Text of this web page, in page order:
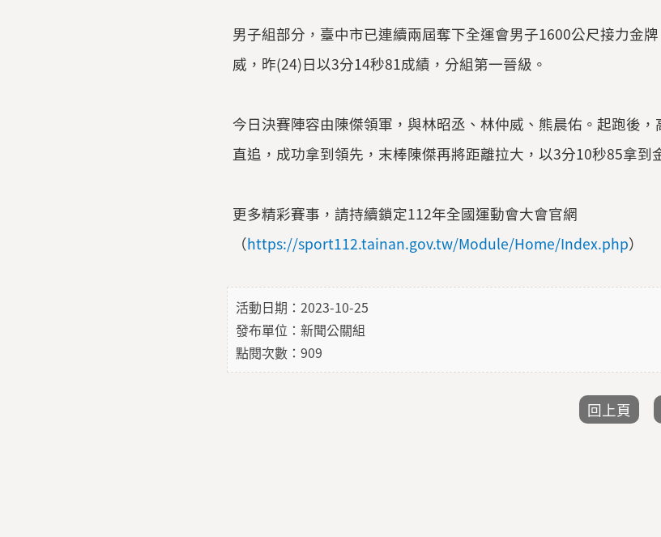
男子組部分，臺中市已連續兩屆奪下全運會男子1600公尺接力金
威，昨(24)日以3分14秒81成績，分組第一晉級。
今日決賽陣容由陳傑領軍，與林昭丞、林仲威、熊晨佑。起跑後
直追，成功拿到領先，末棒陳傑再將距離拉大，以3分10秒85拿到
更多精彩賽事，請持續鎖定112年全國運動會大會官網
（https://sport112.tainan.gov.tw/Module/Home/Index.php）
活動日期：2023-10-25
發布單位：新聞公關組
點閱次數：909